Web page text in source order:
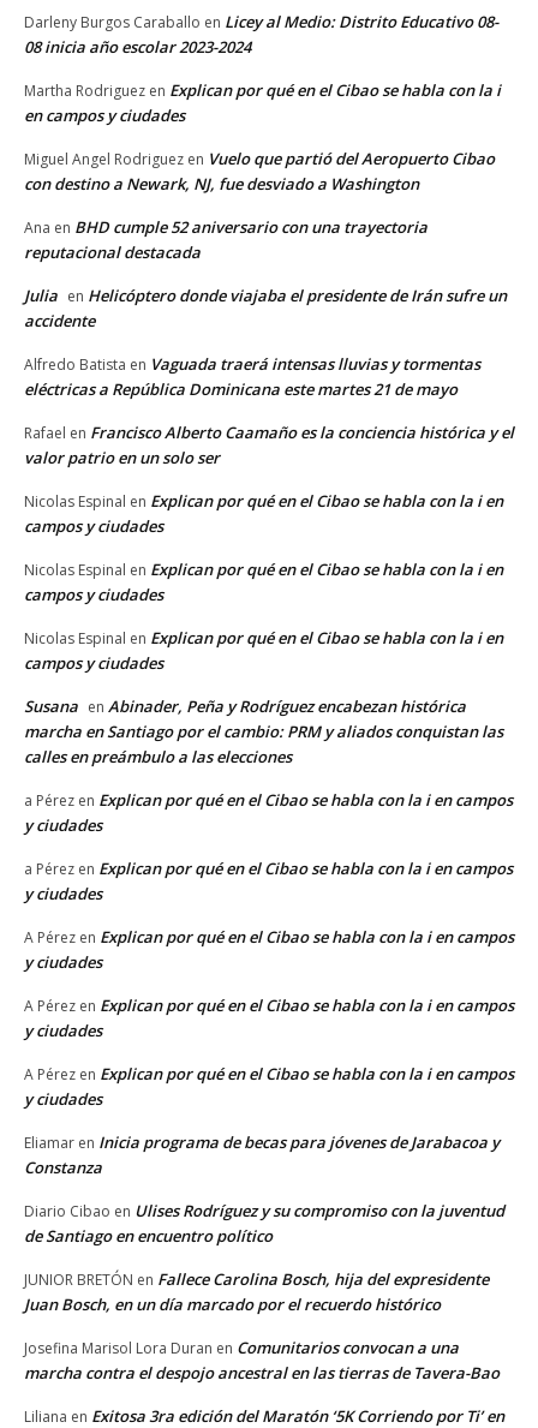
Darleny Burgos Caraballo en Licey al Medio: Distrito Educativo 08-
08 inicia año escolar 2023-2024
Martha Rodriguez en Explican por qué en el Cibao se habla con la i
en campos y ciudades
Miguel Angel Rodriguez en Vuelo que partió del Aeropuerto Cibao
con destino a Newark, NJ, fue desviado a Washington
Ana en BHD cumple 52 aniversario con una trayectoria
reputacional destacada
Julia en Helicóptero donde viajaba el presidente de Irán sufre un
accidente
Alfredo Batista en Vaguada traerá intensas lluvias y tormentas
eléctricas a República Dominicana este martes 21 de mayo
Rafael en Francisco Alberto Caamaño es la conciencia histórica y el
valor patrio en un solo ser
Nicolas Espinal en Explican por qué en el Cibao se habla con la i en
campos y ciudades
Nicolas Espinal en Explican por qué en el Cibao se habla con la i en
campos y ciudades
Nicolas Espinal en Explican por qué en el Cibao se habla con la i en
campos y ciudades
Susana en Abinader, Peña y Rodríguez encabezan histórica
marcha en Santiago por el cambio: PRM y aliados conquistan las
calles en preámbulo a las elecciones
a Pérez en Explican por qué en el Cibao se habla con la i en campos
y ciudades
a Pérez en Explican por qué en el Cibao se habla con la i en campos
y ciudades
A Pérez en Explican por qué en el Cibao se habla con la i en campos
y ciudades
A Pérez en Explican por qué en el Cibao se habla con la i en campos
y ciudades
A Pérez en Explican por qué en el Cibao se habla con la i en campos
y ciudades
Eliamar en Inicia programa de becas para jóvenes de Jarabacoa y
Constanza
Diario Cibao en Ulises Rodríguez y su compromiso con la juventud
de Santiago en encuentro político
JUNIOR BRETÓN en Fallece Carolina Bosch, hija del expresidente
Juan Bosch, en un día marcado por el recuerdo histórico
Josefina Marisol Lora Duran en Comunitarios convocan a una
marcha contra el despojo ancestral en las tierras de Tavera-Bao
Liliana en Exitosa 3ra edición del Maratón ‘5K Corriendo por Ti’ en